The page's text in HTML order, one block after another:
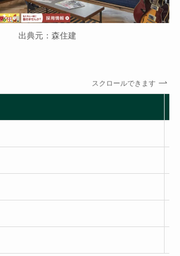
出典元：森住建
スクロールできます